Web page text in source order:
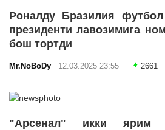
Роналду Бразилия
президенти лавозимига
бош тортди
Mr.NoBoDy 12.03.2025 23:55 2661
"Арсенал" икки ярим